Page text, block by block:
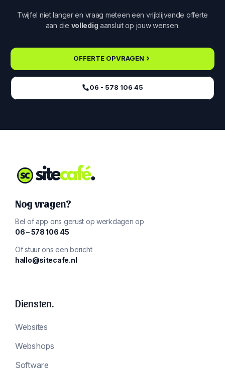
Twijfel niet langer en vraag meteen een vrijblijvende offerte
aan die volledig aansluit op jouw wensen.
OFFERTE OPVRAGEN
06 - 578 106 45‬
Nog vragen?
Bel of app ons gerust op werkdagen op
‪06 – 578 106 45‬
Of stuur ons een bericht
hallo@sitecafe.nl
Diensten.
Websites
Webshops
Software